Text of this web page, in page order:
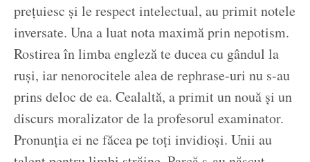
prețuiesc și le respect intelectual, au primit notele
inversate. Una a luat nota maximă prin nepotism.
Rostirea în limba engleză te ducea cu gândul la
ruși, iar nenorocitele alea de rephrase-uri nu s-au
prins deloc de ea. Cealaltă, a primit un nouă și un
discurs moralizator de la profesorul examinator.
Pronunția ei ne făcea pe toți invidioși. Unii au